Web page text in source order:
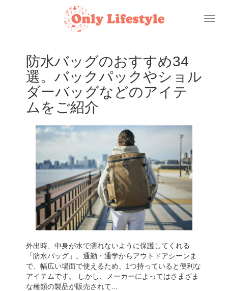
Toggle
防水バッグのおすすめ34
選。バックパックやショル
ダーバッグなどのアイテ
ムをご紹介
外出時、中身が水で濡れないように保護してくれる
「防水バッグ」。通勤・通学からアウトドアシーンま
で、幅広い場面で使えるため、1つ持っていると便利な
アイテムです。 しかし、メーカーによってはさまざま
な種類の製品が販売されて...